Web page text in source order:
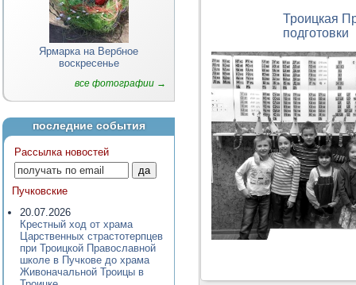
Ярмарка на Вербное
воскресенье
все фотографии →
последние события
Рассылка новостей
Пучковские
20.07.2026
Крестный ход от храма
Царственных страстотерпцев
при Троицкой Православной
школе в Пучкове до храма
Живоначальной Троицы в
Троицкая
подготовки